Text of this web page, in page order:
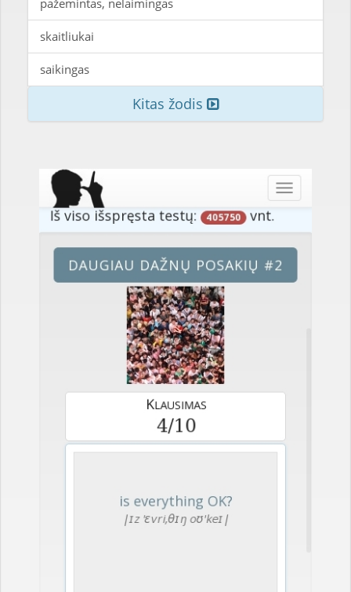
pažemintas, nelaimingas
skaitliukai
saikingas
Kitas žodis